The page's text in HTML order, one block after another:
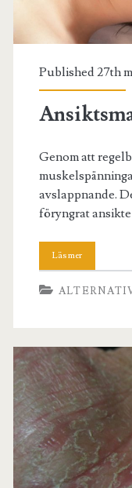
Published 27th
Genom att
avslappnande.
föryngrat ansikte